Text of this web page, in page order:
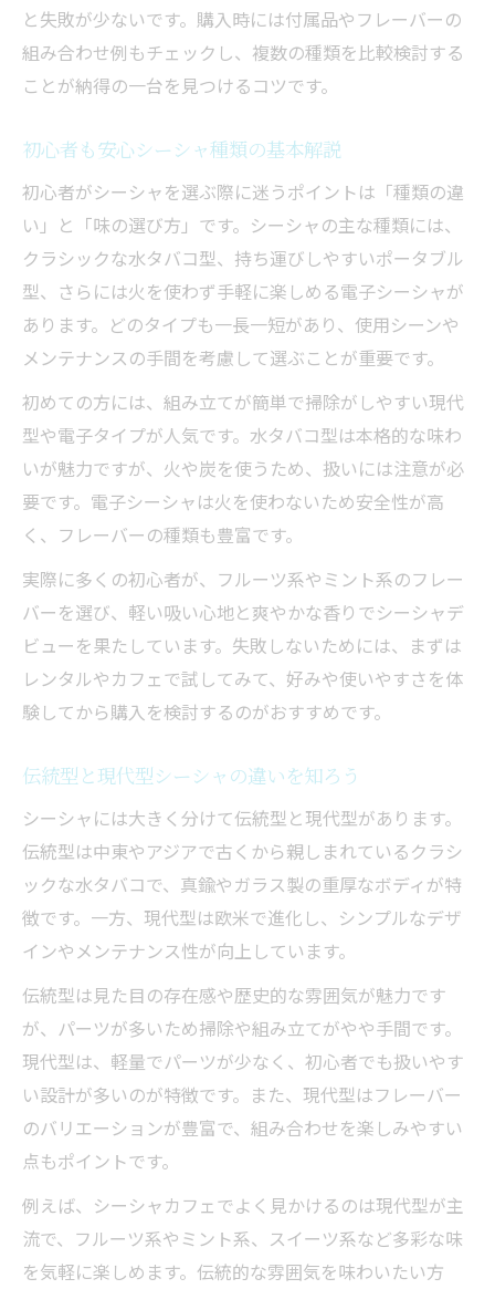
デザイン別シーシャ選びのポイントまとめ
伝統型と現代型で味わいに違いはある？
シーシャ初心者におすすめの組み合わせ案
シーシャ味組み合わせの基本と応用技
フルーツ系を軸にした失敗しない組み合わ
せ
吸いやすいシーシャ組み合わせを厳選紹介
組み合わせ次第で変わるシーシャの魅力
フルーツ系ミックスで楽しむシーシャ体験
シーシャフルーツ系ミックスの魅力とは
人気フルーツ味組み合わせの作り方
ミックスレシピで飽きないシーシャ体験
おすすめフルーツ系シーシャ味を紹介
初心者でも簡単フルーツ味の楽しみ方
と失敗が少ないです。購入時には付属品やフレーバーの
組み合わせ例もチェックし、複数の種類を比較検討する
ことが納得の一台を見つけるコツです。
初心者も安心シーシャ種類の基本解説
初心者がシーシャを選ぶ際に迷うポイントは「種類の違
い」と「味の選び方」です。シーシャの主な種類には、
クラシックな水タバコ型、持ち運びしやすいポータブル
型、さらには火を使わず手軽に楽しめる電子シーシャが
あります。どのタイプも一長一短があり、使用シーンや
メンテナンスの手間を考慮して選ぶことが重要です。
初めての方には、組み立てが簡単で掃除がしやすい現代
型や電子タイプが人気です。水タバコ型は本格的な味わ
いが魅力ですが、火や炭を使うため、扱いには注意が必
要です。電子シーシャは火を使わないため安全性が高
く、フレーバーの種類も豊富です。
実際に多くの初心者が、フルーツ系やミント系のフレー
バーを選び、軽い吸い心地と爽やかな香りでシーシャデ
ビューを果たしています。失敗しないためには、まずは
レンタルやカフェで試してみて、好みや使いやすさを体
験してから購入を検討するのがおすすめです。
伝統型と現代型シーシャの違いを知ろう
シーシャには大きく分けて伝統型と現代型があります。
伝統型は中東やアジアで古くから親しまれているクラシ
ックな水タバコで、真鍮やガラス製の重厚なボディが特
徴です。一方、現代型は欧米で進化し、シンプルなデザ
インやメンテナンス性が向上しています。
伝統型は見た目の存在感や歴史的な雰囲気が魅力です
が、パーツが多いため掃除や組み立てがやや手間です。
現代型は、軽量でパーツが少なく、初心者でも扱いやす
い設計が多いのが特徴です。また、現代型はフレーバー
のバリエーションが豊富で、組み合わせを楽しみやすい
点もポイントです。
例えば、シーシャカフェでよく見かけるのは現代型が主
流で、フルーツ系やミント系、スイーツ系など多彩な味
を気軽に楽しめます。伝統的な雰囲気を味わいたい方